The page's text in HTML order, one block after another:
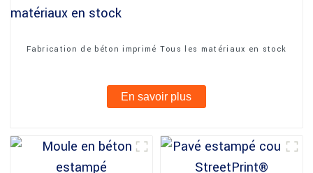
Fabrication de béton imprimé Tous les matériaux en stock
En savoir plus